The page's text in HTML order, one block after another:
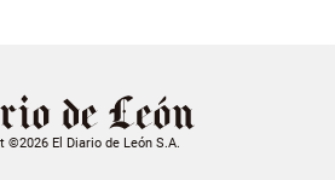
©2026 El Diario de León S.A.